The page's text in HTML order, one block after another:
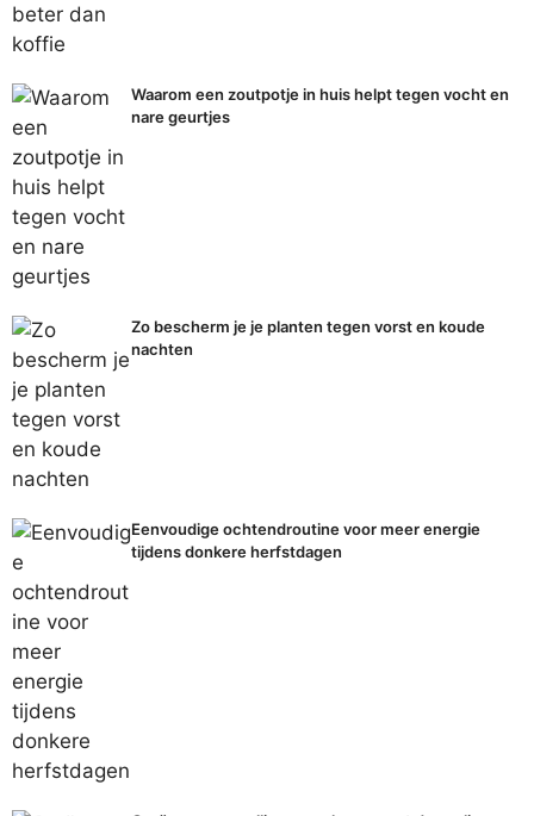
Waarom een zoutpotje in huis helpt tegen vocht en
nare geurtjes
Zo bescherm je je planten tegen vorst en koude
nachten
Eenvoudige ochtendroutine voor meer energie
tijdens donkere herfstdagen